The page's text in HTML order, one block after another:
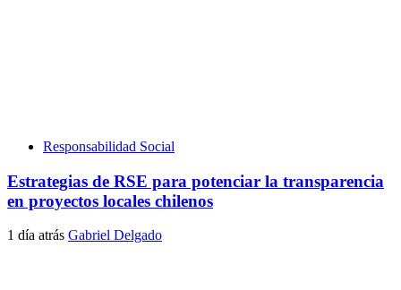
Responsabilidad Social
Estrategias de RSE para potenciar la transparencia
en proyectos locales chilenos
1 día atrás Gabriel Delgado